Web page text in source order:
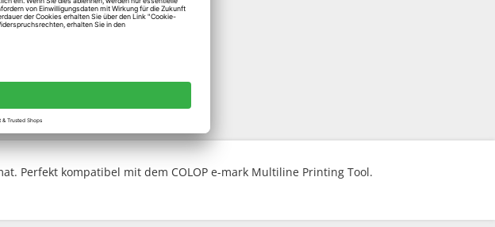
Perfekt kompatibel mit dem COLOP e-mark Multiline Printing Tool.